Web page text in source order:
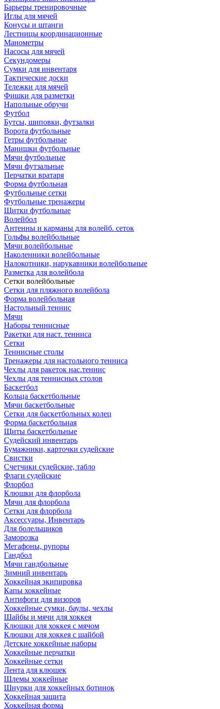
Барьеры тренировочные
Иглы для мячей
Конусы и штанги
Лестницы координационные
Манометры
Насосы для мячей
Секундомеры
Сумки для инвентаря
Тактические доски
Тележки для мячей
Фишки для разметки
Напольные обручи
Футбол
Бутсы, шиповки, футзалки
Ворота футбольные
Гетры футбольные
Манишки футбольные
Мячи футбольные
Мячи футзальные
Перчатки вратаря
Форма футбольная
Футбольные сетки
Футбольные тренажеры
Щитки футбольные
Волейбол
Антенны и карманы для волейб. сеток
Гольфы волейбольные
Мячи волейбольные
Наколенники волейбольные
Налокотники, нарукавники волейбольные
Разметка для волейбола
Сетки волейбольные
Сетки для пляжного волейбола
Форма волейбольная
Настольный теннис
Мячи
Наборы теннисные
Ракетки для наст. тенниса
Сетки
Теннисные столы
Тренажеры для настольного тенниса
Чехлы для ракеток нас.теннис
Чехлы для теннисных столов
Баскетбол
Кольца баскетбольные
Мячи баскетбольные
Сетки для баскетбольных колец
Форма баскетбольная
Щиты баскетбольные
Судейский инвентарь
Бумажники, карточки судейские
Свистки
Счетчики судейские, табло
Флаги судейские
Флорбол
Клюшки для флорбола
Мячи для флорбола
Сетки для флорбола
Аксессуары, Инвентарь
Для болельщиков
Заморозка
Мегафоны, рупоры
Гандбол
Мячи гандбольные
Зимний инвентарь
Хоккейная экипировка
Капы хоккейные
Антифоги для визоров
Хоккейные сумки, баулы, чехлы
Шайбы и мячи для хоккея
Клюшки для хоккея с мячом
Клюшки для хоккея с шайбой
Детские хоккейные наборы
Хоккейные перчатки
Хоккейные сетки
Лента для клюшек
Шлемы хоккейные
Шнурки для хоккейных ботинок
Хоккейная защита
Хоккейная форма